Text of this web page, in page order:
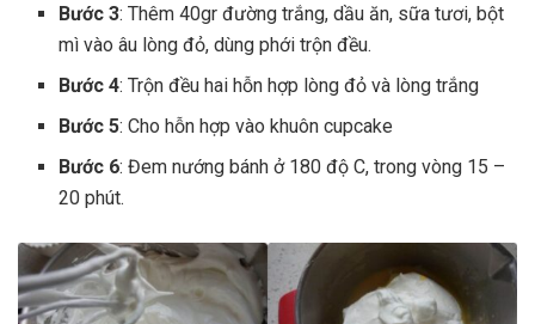
Bước 3: Thêm 40gr đường trắng, dầu ăn, sữa tươi, bột
mì vào âu lòng đỏ, dùng phới trộn đều.
Bước 4: Trộn đều hai hỗn hợp lòng đỏ và lòng trắng
Bước 5: Cho hỗn hợp vào khuôn cupcake
Bước 6: Đem nướng bánh ở 180 độ C, trong vòng 15 –
20 phút.